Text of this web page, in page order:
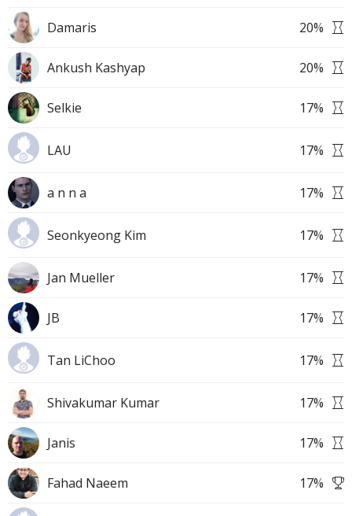
Damaris 20%
Ankush Kashyap 20%
Selkie 17%
LAU 17%
a n n a 17%
Seonkyeong Kim 17%
Jan Mueller 17%
JB 17%
Tan LiChoo 17%
Shivakumar Kumar 17%
Janis 17%
Fahad Naeem 17%